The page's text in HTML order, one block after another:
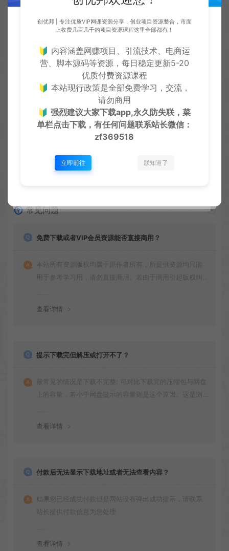
创优邦，12年风雨同舟，欢迎您一起缔造！
上一篇：
下一篇：
常见问题
免费下载或者VIP会员资源能否直接商用？
本站所有资源版权均属于原作者所有，所提供资源均只能
用于参考学习用，请勿直接商用。若由于商用引起版权纠
查看详情
提示下载完但解压或打开不了？
最常见的情况是下载不完整: 可对比下载完的压缩包与网盘
上的容量，若小于网盘提示的容量则是这个原因。这是浏
查看详情
付款后无法显示下载地址或者无法查看内容？
如果您已经成功付款但是网站没有弹出成功提示，请联系
站长提供付款信息为您处理
查看详情
创优邦 | 专注优质VIP网课资源分享，创业项目资源整合，市面
上收费几百几千的项目资源课程这里全部都有！
🔰 内容涵盖网赚项目、引流技术、电商运
营、脚本源码等资源，每日稳定更新5-20
优质付费资源课程
🔰 本站现行政策是全部免费学习，交流，
请勿商用
🔰强烈建议大家下载app,永久防失联，菜
单栏点击下载，有任何问题联系站长微信：
zf369518
立即前往 朕知道了